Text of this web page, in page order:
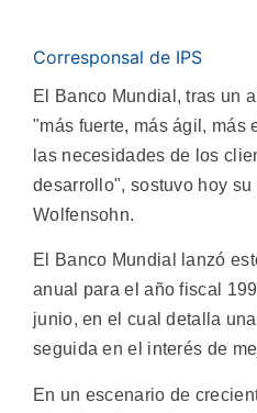
Corresponsal de IPS
El Banco Mundial, tras un
"más fuerte, más ágil, más
las necesidades de los
desarrollo", sostuvo hoy
Wolfensohn.
El Banco Mundial lanzó
anual para el año fiscal
junio, en el cual detalla
seguida en el interés de
En un escenario de